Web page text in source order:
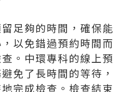
足夠的時間，確保能
以免錯過預約時間而
。中環專科的線上預
免了長時間的等待，
完成檢查。檢查結束